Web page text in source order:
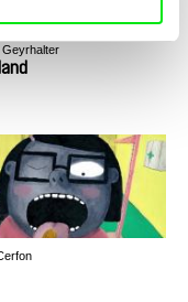
Geyrhalter